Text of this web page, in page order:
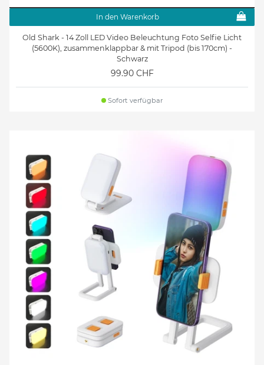
In den Warenkorb
Old Shark - 14 Zoll LED Video Beleuchtung Foto Selfie Licht
(5600K), zusammenklappbar & mit Tripod (bis 170cm) -
Schwarz
99.90 CHF
Sofort verfügbar